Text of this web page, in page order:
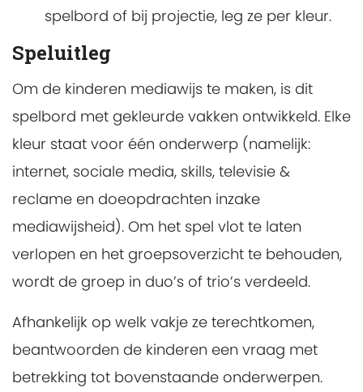
spelbord of bij projectie, leg ze per kleur.
Speluitleg
Om de kinderen mediawijs te maken, is dit
spelbord met gekleurde vakken ontwikkeld. Elke
kleur staat voor één onderwerp (namelijk:
internet, sociale media, skills, televisie &
reclame en doeopdrachten inzake
mediawijsheid). Om het spel vlot te laten
verlopen en het groepsoverzicht te behouden,
wordt de groep in duo’s of trio’s verdeeld.
Afhankelijk op welk vakje ze terechtkomen,
beantwoorden de kinderen een vraag met
betrekking tot bovenstaande onderwerpen.